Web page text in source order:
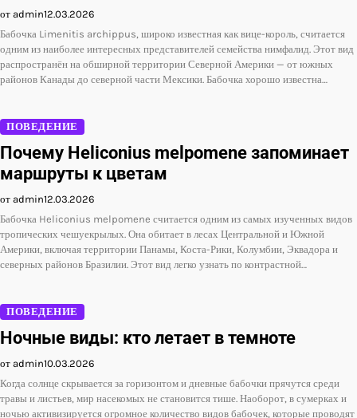
от admin12.03.2026
Бабочка Limenitis archippus, широко известная как вице-король, считается
одним из наиболее интересных представителей семейства нимфалид. Этот вид
распространён на обширной территории Северной Америки — от южных
районов Канады до северной части Мексики. Бабочка хорошо известна…
ПОВЕДЕНИЕ
Почему Heliconius melpomene запоминает
маршруты к цветам
от admin12.03.2026
Бабочка Heliconius melpomene считается одним из самых изученных видов
тропических чешуекрылых. Она обитает в лесах Центральной и Южной
Америки, включая территории Панамы, Коста-Рики, Колумбии, Эквадора и
северных районов Бразилии. Этот вид легко узнать по контрастной…
ПОВЕДЕНИЕ
Ночные виды: кто летает в темноте
от admin10.03.2026
Когда солнце скрывается за горизонтом и дневные бабочки прячутся среди
травы и листьев, мир насекомых не становится тише. Наоборот, в сумерках и
ночью активизируется огромное количество видов бабочек, которые проводят